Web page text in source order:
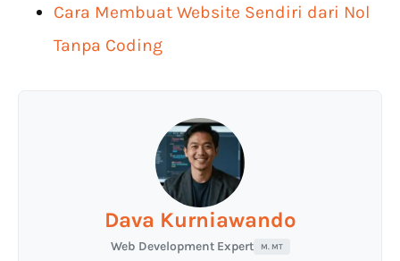
Cara Membuat Website Sendiri dari Nol
Tanpa Coding
Dava Kurniawando
Web Development Expert M. MT